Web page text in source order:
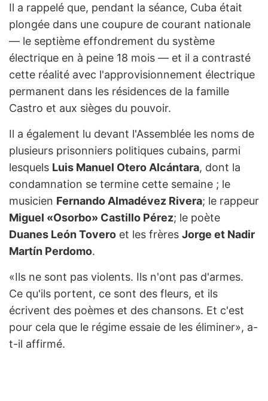
Il a rappelé que, pendant la séance, Cuba était
plongée dans une coupure de courant nationale
— le septième effondrement du système
électrique en à peine 18 mois — et il a contrasté
cette réalité avec l'approvisionnement électrique
permanent dans les résidences de la famille
Castro et aux sièges du pouvoir.
Il a également lu devant l'Assemblée les noms de
plusieurs prisonniers politiques cubains, parmi
lesquels Luis Manuel Otero Alcántara, dont la
condamnation se termine cette semaine ; le
musicien Fernando Almadévez Rivera; le rappeur
Miguel «Osorbo» Castillo Pérez; le poète
Duanes León Tovero et les frères Jorge et Nadir
Martín Perdomo.
«Ils ne sont pas violents. Ils n'ont pas d'armes.
Ce qu'ils portent, ce sont des fleurs, et ils
écrivent des poèmes et des chansons. Et c'est
pour cela que le régime essaie de les éliminer», a-
t-il affirmé.